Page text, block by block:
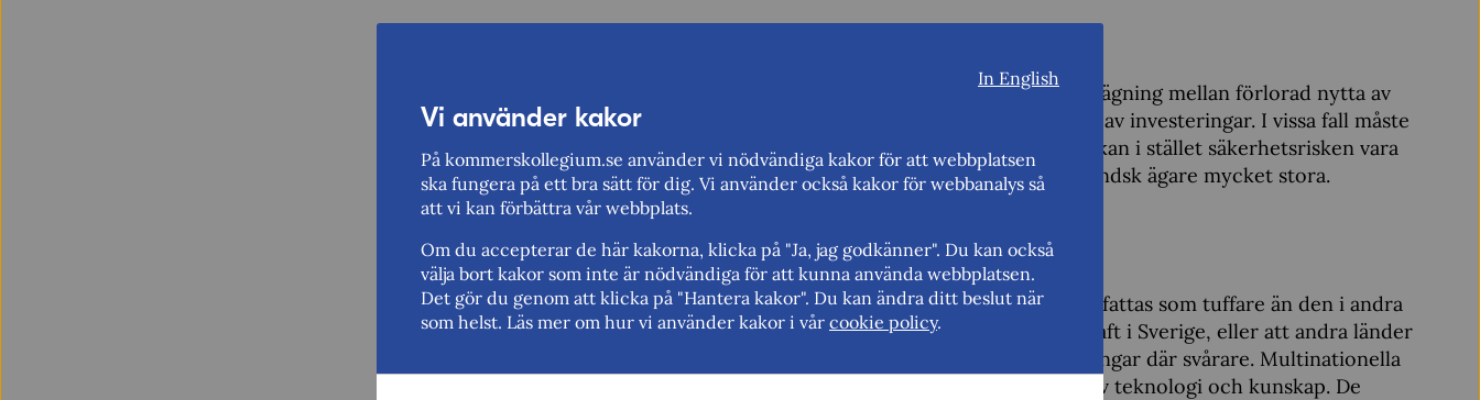
Säkerhet är viktigt men det behöver också ske en rimlig avvägning mellan förlorad nytta av
uteblivna investeringar och säkerhetsriskerna som kan följa av investeringar. I vissa fall måste
säkerhetsaspekter gå före ekonomiska effekter. I andra fall kan i stället säkerhetsrisken vara
liten, men de ekonomiska vinsterna då företaget får en utländsk ägare mycket stora.
Varför är det här viktigt?
Det är viktigt att granskningsmekanismen i Sverige inte uppfattas som tuffare än den i andra
länder. Det skulle kunna leda till att vi tappar konkurrenskraft i Sverige, eller att andra länder
svarar med samma mynt mot Sverige och gör våra investeringar där svårare. Multinationella
företag med verksamhet i flera länder bidrar till spridning av teknologi och kunskap. De
In English
Vi använder kakor
På kommerskollegium.se använder vi nödvändiga kakor för att webbplatsen
ska fungera på ett bra sätt för dig. Vi använder också kakor för webbanalys så
att vi kan förbättra vår webbplats.
Om du accepterar de här kakorna, klicka på "Ja, jag godkänner". Du kan också
välja bort kakor som inte är nödvändiga för att kunna använda webbplatsen.
Det gör du genom att klicka på "Hantera kakor". Du kan ändra ditt beslut när
som helst. Läs mer om hur vi använder kakor i vår cookie policy.